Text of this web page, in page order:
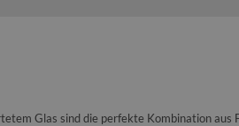
Glas sind die perfekte Kombination aus